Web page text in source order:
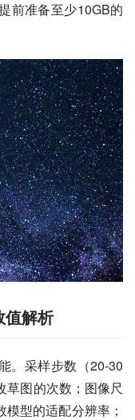
前准备至少10GB的
值解析
。采样步数（20-30
草图的次数；图像尺
型的适配分辨率；